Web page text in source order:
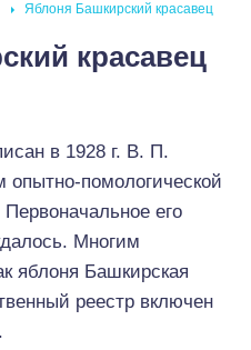
Яблоня Башкирский красавец
красавец
в 1928 г. В. П.
опытно-помологической
его
Многим
яблоня Башкирская
реестр включен